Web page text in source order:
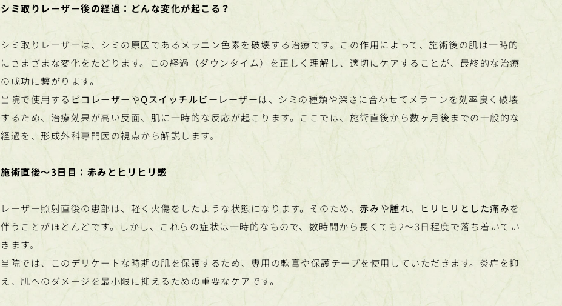
シミ取りレーザー後の経過：どんな変化が起こる？
シミ取りレーザーは、シミの原因であるメラニン色素を破壊する治療です。この作用によって、施術後の肌は一時的
にさまざまな変化をたどります。この経過（ダウンタイム）を正しく理解し、適切にケアすることが、最終的な治療
の成功に繋がります。
当院で使用する ピコレーザーやQスイッチルビーレーザーは、シミの種類や深さに合わせてメラニンを効率良く破壊
するため、治療効果が高い反面、肌に一時的な反応が起こります。ここでは、施術直後から数ヶ月後までの一般的な
経過を、形成外科専門医の視点から解説します。
施術直後〜3日目：赤みとヒリヒリ感
レーザー照射直後の患部は、軽く火傷をしたような状態になります。そのため、赤みや腫れ、 ヒリヒリとした痛みを
伴うことがほとんどです。しかし、これらの症状は一時的なもので、数時間から長くても2〜3日程度で落ち着いてい
きます。
当院では、このデリケートな時期の肌を保護するため、専用の軟膏や保護テープを使用していただきます。炎症を抑
え、肌へのダメージを最小限に抑えるための重要なケアです。